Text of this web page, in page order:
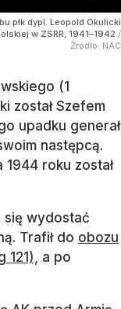
płk dypl. Leopold Okulicki
w ZSRR, 1941–1942 /
Źródło: NAC
(1
został Szefem
upadku generał
następcą.
roku został
się wydostać
Trafił do obozu
a po